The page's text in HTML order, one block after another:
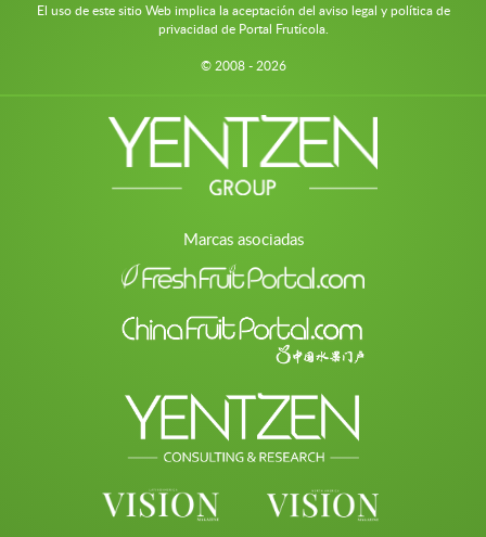
El uso de este sitio Web implica la aceptación del aviso legal y política de
privacidad de Portal Frutícola.
© 2008 - 2026
Marcas asociadas